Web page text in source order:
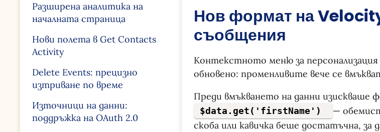
Разширена аналитика на
началната страница
Нови полета в Get Contacts
Activity
Delete Events: прецизно
изтриване по време
Източници на данни:
поддръжка на OAuth 2.0
Нов формат на
съобщения
Контекстното меню за
обновено: променливите вече се
Преди вмъкването на данни изискваше
$data.get('firstName')
—
скоба или кавичка беше достатъчна, за